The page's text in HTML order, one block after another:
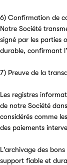
6) Confirmation de
Notre Société
signé par les parties
durable, confirmant
7) Preuve de la
Les registres
de notre Société
considérés comme
des paiements
L'archivage des
support fiable et